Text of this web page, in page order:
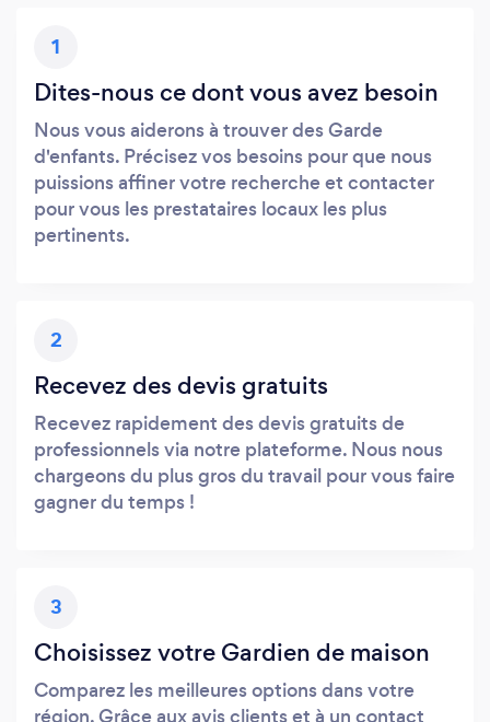
1
Dites-nous ce dont vous avez besoin
Nous vous aiderons à trouver des Garde
d'enfants. Précisez vos besoins pour que nous
puissions affiner votre recherche et contacter
pour vous les prestataires locaux les plus
pertinents.
2
Recevez des devis gratuits
Recevez rapidement des devis gratuits de
professionnels via notre plateforme. Nous nous
chargeons du plus gros du travail pour vous faire
gagner du temps !
3
Choisissez votre Gardien de maison
Comparez les meilleures options dans votre
région. Grâce aux avis clients et à un contact